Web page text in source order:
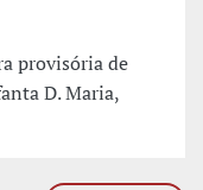
provisória de
D. Maria,